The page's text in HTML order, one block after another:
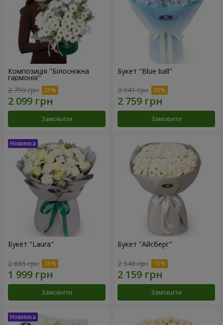
Композиція "Білосніжна
гармонія"
2 799 грн
Замовити
Букет "Blue ball"
3 941 грн
Замовити
Букет "Laura"
2 665 грн
Замовити
Букет "Айсберг"
2 540 грн
Замовити